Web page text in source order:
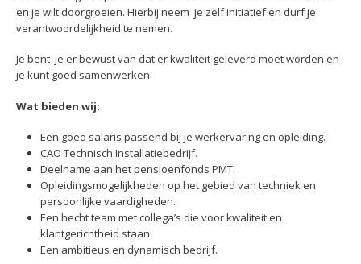
en je wilt doorgroeien. Hierbij neem je zelf initiatief en durf je
verantwoordelijkheid te nemen.
Je bent je er bewust van dat er kwaliteit geleverd moet worden en
je kunt goed samenwerken.
Wat bieden wij:
Een goed salaris passend bij je werkervaring en opleiding.
CAO Technisch Installatiebedrijf.
Deelname aan het pensioenfonds PMT.
Opleidingsmogelijkheden op het gebied van techniek en
persoonlijke vaardigheden.
Een hecht team met collega’s die voor kwaliteit en
klantgerichtheid staan.
Een ambitieus en dynamisch bedrijf.